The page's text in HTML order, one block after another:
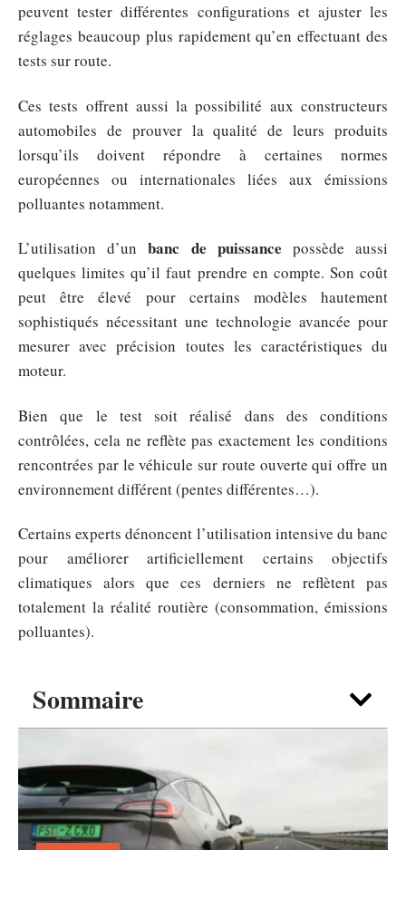
Sommaire
TRANSPORT
peuvent tester différentes configurations et ajuster les
réglages beaucoup plus rapidement qu’en effectuant des
tests sur route.
Ces tests offrent aussi la possibilité aux constructeurs
automobiles de prouver la qualité de leurs produits
lorsqu’ils doivent répondre à certaines normes
européennes ou internationales liées aux émissions
polluantes notamment.
L’utilisation d’unbanc de puissance possède aussi
quelques limites qu’il faut prendre en compte. Son coût
peut être élevé pour certains modèles hautement
sophistiqués nécessitant une technologie avancée pour
mesurer avec précision toutes les caractéristiques du
moteur.
Bien que le test soit réalisé dans des conditions
contrôlées, cela ne reflète pas exactement les conditions
rencontrées par le véhicule sur route ouverte qui offre un
environnement différent (pentes différentes…).
Certains experts dénoncent l’utilisation intensive du banc
pour améliorer artificiellement certains objectifs
climatiques alors que ces derniers ne reflètent pas
totalement la réalité routière (consommation, émissions
polluantes).